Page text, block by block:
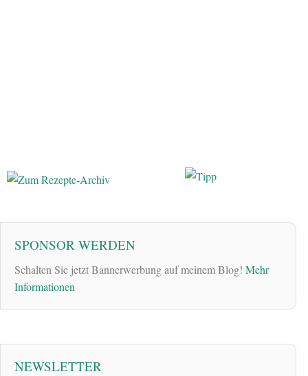
SPONSOR WERDEN
Schalten Sie jetzt Bannerwerbung auf meinem Blog! Mehr
Informationen
NEWSLETTER